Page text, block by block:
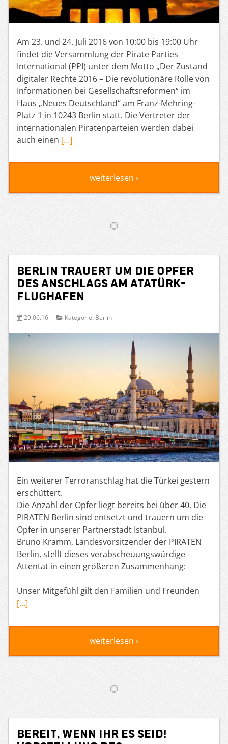
Am 23. und 24. Juli 2016 von 10:00 bis 19:00 Uhr
findet die Versammlung der Pirate Parties
International (PPI) unter dem Motto „Der Zustand
digitaler Rechte 2016 – Die revolutionäre Rolle von
Informationen bei Gesellschaftsreformen“ im
Haus „Neues Deutschland“ am Franz-Mehring-
Platz 1 in 10243 Berlin statt. Die Vertreter der
internationalen Piratenparteien werden dabei
auch einen […]
weiterlesen ›
Berlin trauert um die Opfer
des Anschlags am Atatürk-
Flughafen
29.06.16 Kategorie: Berlin
Ein weiterer Terroranschlag hat die Türkei gestern
erschüttert.
Die Anzahl der Opfer liegt bereits bei über 40. Die
PIRATEN Berlin sind entsetzt und trauern um die
Opfer in unserer Partnerstadt Istanbul.
Bruno Kramm, Landesvorsitzender der PIRATEN
Berlin, stellt dieses verabscheuungswürdige
Attentat in einen größeren Zusammenhang:
Unser Mitgefühl gilt den Familien und Freunden
[…]
weiterlesen ›
Bereit, wenn ihr es seid!